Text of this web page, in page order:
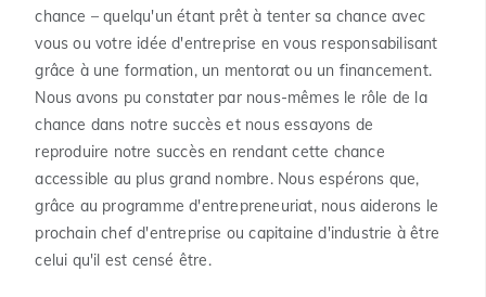
chance – quelqu'un étant prêt à tenter sa chance avec
vous ou votre idée d'entreprise en vous responsabilisant
grâce à une formation, un mentorat ou un financement.
Nous avons pu constater par nous-mêmes le rôle de la
chance dans notre succès et nous essayons de
reproduire notre succès en rendant cette chance
accessible au plus grand nombre. Nous espérons que,
grâce au programme d'entrepreneuriat, nous aiderons le
prochain chef d'entreprise ou capitaine d'industrie à être
celui qu'il est censé être.